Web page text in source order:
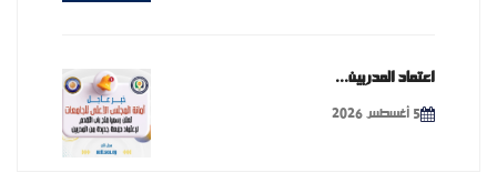
اعتماد المدربين...
5 أغسطس 2026